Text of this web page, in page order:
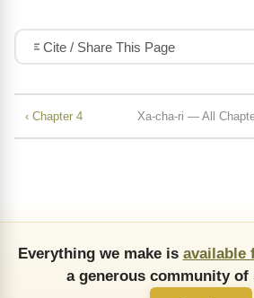
Cite / Share This Page
‹ Chapter 4 Xa-cha-ri — All
Everything we make is available
a generous community of